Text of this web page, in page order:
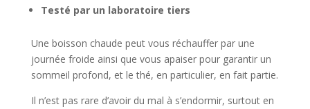
Testé par un laboratoire tiers
Une boisson chaude peut vous réchauffer par une
journée froide ainsi que vous apaiser pour garantir un
sommeil profond, et le thé, en particulier, en fait partie.
Il n’est pas rare d’avoir du mal à s’endormir, surtout en